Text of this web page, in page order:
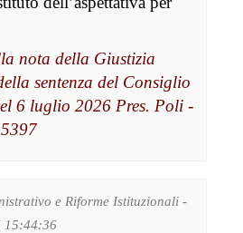
nota della Giustizia
sentenza del Consiglio
6 luglio 2026 Pres. Poli -
e Riforme Istituzionali -
15:44:36